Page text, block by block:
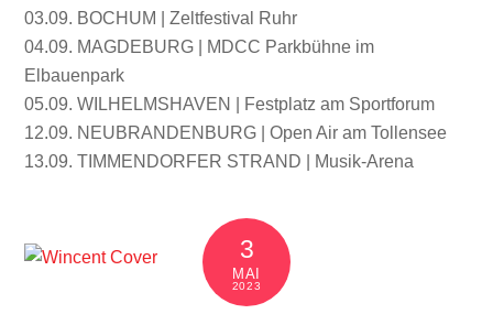
03.09. BOCHUM | Zeltfestival Ruhr
04.09. MAGDEBURG | MDCC Parkbühne im
Elbauenpark
05.09. WILHELMSHAVEN | Festplatz am Sportforum
12.09. NEUBRANDENBURG | Open Air am Tollensee
13.09. TIMMENDORFER STRAND | Musik-Arena
3
MAI
2023